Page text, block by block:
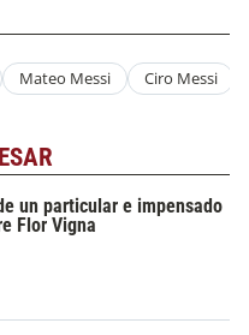
Mateo Messi Ciro Messi
un particular e impensado
Flor Vigna